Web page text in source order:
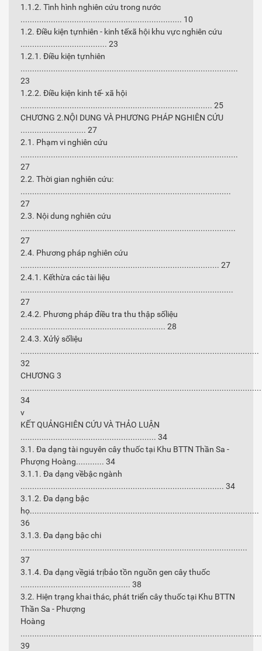
1.1.2. Tình hình nghiên cứu trong nước
..................................................................... 10
1.2. Điều kiện tựnhiên - kinh tếxã hội khu vực nghiên cứu
..................................... 23
1.2.1. Điều kiện tựnhiên
.............................................................................................
23
1.2.2. Điều kiện kinh tế- xã hội
.................................................................................. 25
CHƯƠNG 2.NỘI DUNG VÀ PHƯƠNG PHÁP NGHIÊN CỨU
............................ 27
2.1. Phạm vi nghiên cứu
.............................................................................................
27
2.2. Thời gian nghiên cứu:
..........................................................................................
27
2.3. Nội dung nghiên cứu
............................................................................................
27
2.4. Phương pháp nghiên cứu
..................................................................................... 27
2.4.1. Kếthừa các tài liệu
...........................................................................................
27
2.4.2. Phương pháp điều tra thu thập sốliệu
.............................................................. 28
2.4.3. Xửlý sốliệu
......................................................................................................
32
CHƯƠNG 3
34
v
KẾT QUẢNGHIÊN CỨU VÀ THẢO LUẬN
.......................................................... 34
3.1. Đa dạng tài nguyên cây thuốc tại Khu BTTN Thần Sa -
Phượng Hoàng............ 34
3.1.1. Đa dạng vềbậc ngành
....................................................................................... 34
3.1.2. Đa dạng bậc
họ..................................................................................................
36
3.1.3. Đa dạng bậc chi
.................................................................................................
37
3.1.4. Đa dạng vềgiá trịbảo tồn nguồn gen cây thuốc
............................................... 38
3.2. Hiện trạng khai thác, phát triển cây thuốc tại Khu BTTN
Thần Sa - Phượng
Hoàng
39